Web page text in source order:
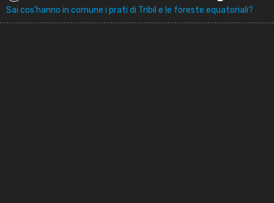
Sai cos’hanno in comune i prati di Tribil e le foreste equatoriali?